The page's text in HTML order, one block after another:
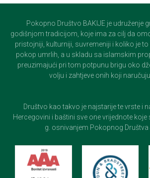
Pokopno Društvo BAKIJE je udruženje
godišnjom tradicijom, koje ima za cilj da
pristojniji, kulturniji, suvremeniji i koliko je
pokop umrlih, a u skladu sa islamskim
preuzimajući pri tom potpunu brigu oko
volju i zahtjeve onih koji
Društvo kao takvo je najstarije te vrste i
Hercegovini i baštini sve one vrijednote koje
g. osnivanjem Pokopnog Društva